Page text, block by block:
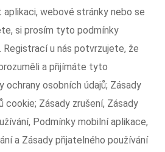
webové stránky nebo se
si prosím tyto podmínky
u nás potvrzujete, že
a přijímáte tyto
ochrany osobních údajů; Zásady
cookie; Zásady zrušení, Zásady
Podmínky mobilní aplikace,
a Zásady přijatelného používání